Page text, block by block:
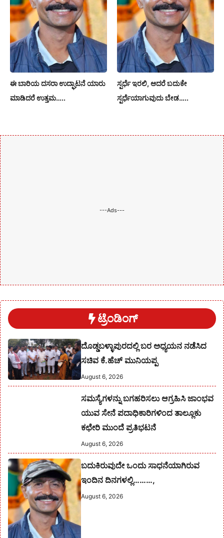
ಈ ಬಾರಿಯ ದಸರಾ ಉದ್ಘಾಟನೆ ಯಾರು
ಮಾಡಿದರೆ ಉತ್ತಮ…..
ಸ್ಪರ್ಧೆ ಇರಲಿ, ಆದರೆ ಬದುಕೇ
ಸ್ಪರ್ಧೆಯಾಗುವುದು ಬೇಡ…..
---Ads---
ಟ್ರೆಂಡಿಂಗ್
ದೊಡ್ಡಬಳ್ಳಾಪುರದಲ್ಲಿ ಬರ ಅಧ್ಯಯನ ನಡೆಸಿದ
ಸಚಿವ ಕೆ.ಹೆಚ್ ಮುನಿಯಪ್ಪ
August 6, 2026
ಸಮಸ್ಯೆಗಳನ್ನು ಬಗಹರಿಸಲು ಆಗ್ರಹಿಸಿ ಜಾಂಭವ
ಯುವ ಸೇನೆ ಪದಾಧಿಕಾರಿಗಳಿಂದ ತಾಲ್ಲೂಕು
ಕಛೇರಿ ಮುಂದೆ ಪ್ರತಿಭಟನೆ
August 6, 2026
ಬದುಕಿರುವುದೇ ಒಂದು ಸಾಧನೆಯಾಗಿರುವ
ಇಂದಿನ ದಿನಗಳಲ್ಲಿ………,
August 6, 2026